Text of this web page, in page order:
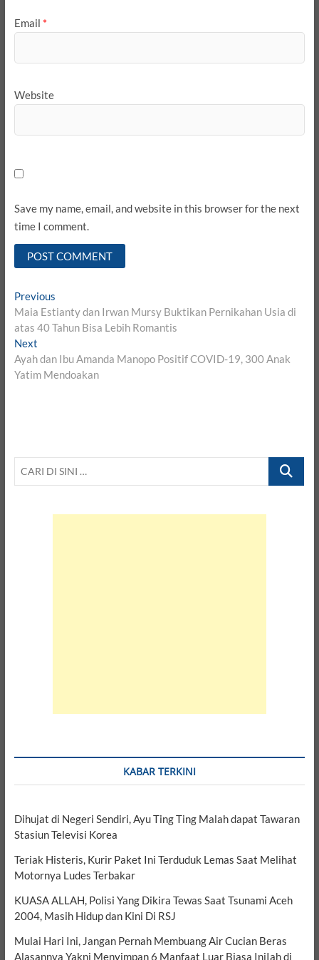
Email *
Website
Save my name, email, and website in this browser for the next
time I comment.
Post
navigation
PreviousPrevious
post:
Maia Estianty dan Irwan Mursy Buktikan Pernikahan Usia di
atas 40 Tahun Bisa Lebih Romantis
NextNext
post:
Ayah dan Ibu Amanda Manopo Positif COVID-19, 300 Anak
Yatim Mendoakan
CARI
KABAR TERKINI
Dihujat di Negeri Sendiri, Ayu Ting Ting Malah dapat Tawaran
Stasiun Televisi Korea
Teriak Histeris, Kurir Paket Ini Terduduk Lemas Saat Melihat
Motornya Ludes Terbakar
KUASA ALLAH, Polisi Yang Dikira Tewas Saat Tsunami Aceh
2004, Masih Hidup dan Kini Di RSJ
Mulai Hari Ini, Jangan Pernah Membuang Air Cucian Beras
Alasannya Yakni Menyimpan 6 Manfaat Luar Biasa IniIah di